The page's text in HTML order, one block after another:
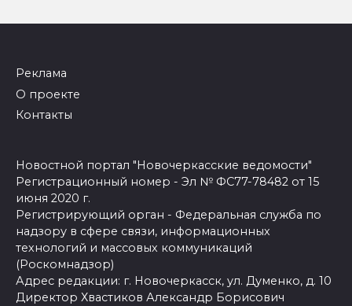
Реклама
О проекте
Контакты
Новостной портал "Новочеркасские ведомости"
Регистрационный номер - Эл № ФС77-78482 от 15
июня 2020 г.
Регистрирующий орган - Федеральная служба по
надзору в сфере связи, информационных
технологий и массовых коммуникаций
(Роскомнадзор)
Адрес редакции: г. Новочеркасск, ул. Думенко, д. 10
Директор Хвастиков Александр Борисович